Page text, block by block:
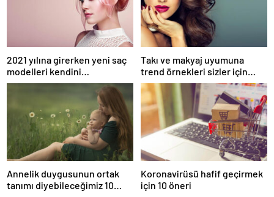
2021 yılına girerken yeni saç
modelleri kendini
göstermeye başladı.
Takı ve makyaj uyumuna
trend örnekleri sizler için
derledik.
Annelik duygusunun ortak
tanımı diyebileceğimiz 10
Koronavirüsü hafif geçirmek
için 10 öneri